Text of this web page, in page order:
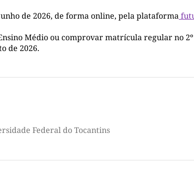
de 2026, de forma online, pela plataforma
Médio ou comprovar matrícula regular no 2º
de 2026.
Federal do Tocantins